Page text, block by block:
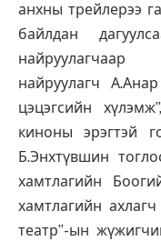
анхны трейлерээ
байлдан
найруулагч
цэцэгсийн
киноны эрэгтэй
Б.Энхтүвшин
хамтлагийн
хамтлагийн
театр”-ын